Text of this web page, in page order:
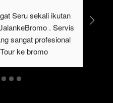
Seru sekali ikutan
. Servis
sangat profesional
ke bromo
Malang , aku